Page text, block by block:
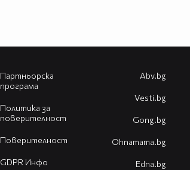
Партньорска
програма
Политика за
поверителност
Поверителност
GDPR Инфо
Abv.bg
Vesti.bg
Gong.bg
Оhnamama.bg
Edna.bg